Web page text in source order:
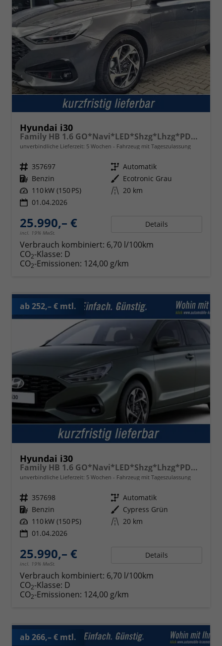
Hyundai i30
Family HB 1.6 GO*Navi*LED*Shzg*Lhzg*PDC*Cam*16Zoll*
unverbindliche Lieferzeit: 5 Wochen Fahrzeug mit Tageszulassung
Fahrzeugnr. 357697 Getriebe Automatik
Kraftstoff Benzin Außenfarbe Ecotronic Grau
Leistung 110 kW (150 PS) Kilometerstand 20 km
01.04.2026
25.990,– €
incl. 19% MwSt.
Details
Verbrauch kombiniert: 6,70 l/100km
CO2-Klasse: D
CO2-Emissionen: 124,00 g/km
ab 252,– € mtl.
Hyundai i30
Family HB 1.6 GO*Navi*LED*Shzg*Lhzg*PDC*Cam*16Zoll*
unverbindliche Lieferzeit: 5 Wochen Fahrzeug mit Tageszulassung
Fahrzeugnr. 357698 Getriebe Automatik
Kraftstoff Benzin Außenfarbe Cypress Grün
Leistung 110 kW (150 PS) Kilometerstand 20 km
01.04.2026
25.990,– €
incl. 19% MwSt.
Details
Verbrauch kombiniert: 6,70 l/100km
CO2-Klasse: D
CO2-Emissionen: 124,00 g/km
ab 266,– € mtl.